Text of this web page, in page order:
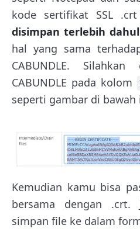
kode sertifikat SSL
disimpan terlebih
hal yang sama
CABUNDLE.
CABUNDLE pada kolom
seperti gambar di bawah
Kemudian kamu bisa
bersama dengan .crt.
simpan file ke dalam